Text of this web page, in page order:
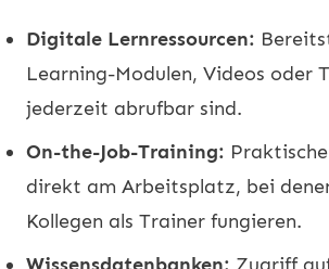
Digitale Lernressourcen:
Learning-Modulen, Videos oder
jederzeit abrufbar sind.
On-the-Job-Training:
direkt am Arbeitsplatz, bei
Kollegen als Trainer fungieren.